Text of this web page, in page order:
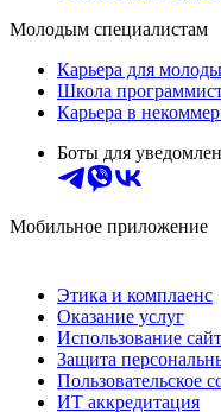
Молодым специалистам
Карьера для
Школа
Карьера в
Боты для
Мобильное приложение
Этика и комплаенс
Оказание услуг
Использование
Защита
Пользовательское
ИТ аккредитация